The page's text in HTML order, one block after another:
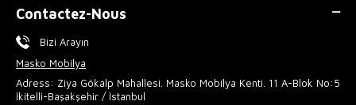
Contactez-Nous
Bizi Arayın
Masko Mobilya
Adress: Ziya Gökalp Mahallesi. Masko Mobilya Kenti. 11 A-Blok No:5
İkitelli-Başakşehir / İstanbul